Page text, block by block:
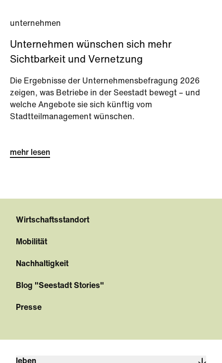
unternehmen
Unternehmen wünschen sich mehr
Sichtbarkeit und Vernetzung
Die Ergebnisse der Unternehmensbefragung 2026
zeigen, was Betriebe in der Seestadt bewegt – und
welche Angebote sie sich künftig vom
Stadtteilmanagement wünschen.
mehr lesen
Wirtschaftsstandort
Mobilität
Nachhaltigkeit
Blog "Seestadt Stories"
Presse